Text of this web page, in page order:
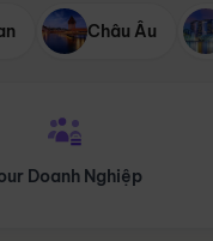
Châu Âu
lịch Hành Hương